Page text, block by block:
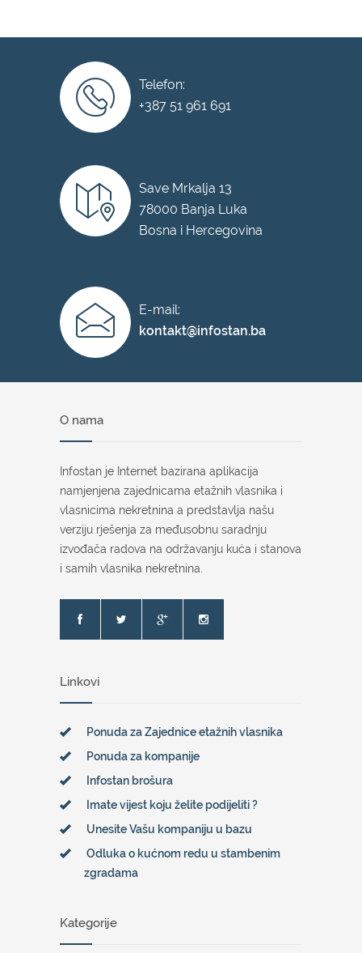
Telefon:
+387 51 961 691
Save Mrkalja 13
78000 Banja Luka
Bosna i Hercegovina
E-mail:
kontakt@infostan.ba
O nama
Infostan je Internet bazirana aplikacija
namjenjena zajednicama etažnih vlasnika i
vlasnicima nekretnina a predstavlja našu
verziju rješenja za međusobnu saradnju
izvođača radova na održavanju kuća i stanova
i samih vlasnika nekretnina.
Linkovi
Ponuda za Zajednice etažnih vlasnika
Ponuda za kompanije
Infostan brošura
Imate vijest koju želite podijeliti ?
Unesite Vašu kompaniju u bazu
Odluka o kućnom redu u stambenim
zgradama
Kategorije